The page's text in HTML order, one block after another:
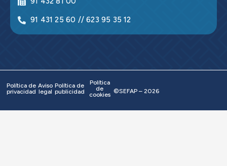
91 431 25 60 // 623 95 35 12
©SEFAP – 2026
Política de
privacidad
Aviso
legal
Política de
publicidad
Política
de
cookies